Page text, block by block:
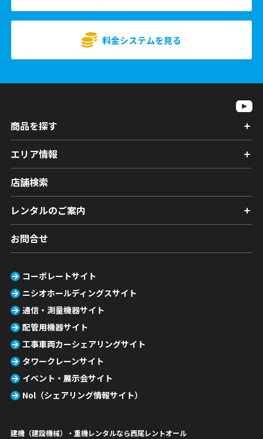
料金システムを見る
商品を探す
エリア情報
店舗検索
レンタルのご案内
お問合せ
コーポレートサイト
ニシオホールディングスサイト
通信・測量機器サイト
配管用機器サイト
工事車両カーシェアリングサイト
タワークレーンサイト
イベント・展示会サイト
Nol（シェアリング情報サイト）
建機（建設機械）・重機レンタルなら西尾レントオール